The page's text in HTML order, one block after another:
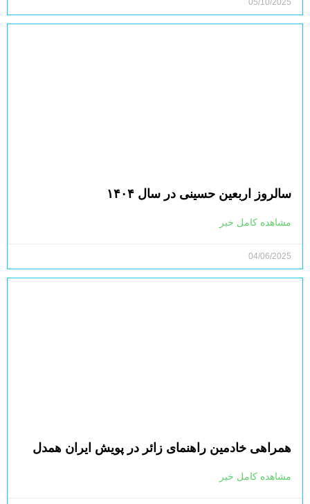
05/10/2025
سالروز اربعین حسینی در سال ۱۴۰۴
مشاهده کامل خبر
04/06/2025
همراهی خادمین راهنمای زائر در پویش ایران همدل
مشاهده کامل خبر